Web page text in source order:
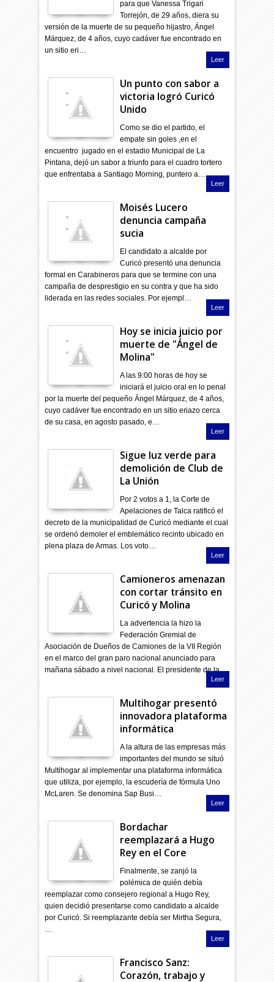
para que Vanessa Trigari
Torrejón, de 29 años, diera su
versión de la muerte de su pequeño hijastro, Ángel
Márquez, de 4 años, cuyo cadáver fue encontrado en
un sitio eri…
Leer
Un punto con sabor a
victoria logró Curicó
Unido
Como se dio el partido, el
empate sin goles ,en el
encuentro jugado en el estadio Municipal de La
Pintana, dejó un sabor a triunfo para el cuadro tortero
que enfrentaba a Santiago Morning, puntero a…
Leer
Moisés Lucero
denuncia campaña
sucia
El candidato a alcalde por
Curicó presentó una denuncia
formal en Carabineros para que se termine con una
campaña de desprestigio en su contra y que ha sido
liderada en las redes sociales. Por ejempl…
Leer
Hoy se inicia juicio por
muerte de "Ángel de
Molina"
A las 9:00 horas de hoy se
iniciará el juicio oral en lo penal
por la muerte del pequeño Ángel Márquez, de 4 años,
cuyo cadáver fue encontrado en un sitio eriazo cerca
de su casa, en agosto pasado, e…
Leer
Sigue luz verde para
demolición de Club de
La Unión
Por 2 votos a 1, la Corte de
Apelaciones de Talca ratificó el
decreto de la municipalidad de Curicó mediante el cual
se ordenó demoler el emblemático recinto ubicado en
plena plaza de Armas. Los voto…
Leer
Camioneros amenazan
con cortar tránsito en
Curicó y Molina
La advertencia la hizo la
Federación Gremial de
Asociación de Dueños de Camiones de la VII Región
en el marco del gran paro nacional anunciado para
mañana sábado a nivel nacional. El presidente de la…
Leer
Multihogar presentó
innovadora plataforma
informática
A la altura de las empresas más
importantes del mundo se situó
Multihogar al implementar una plataforma informática
que utiliza, por ejemplo, la escudería de fórmula Uno
McLaren. Se denomina Sap Busi…
Leer
Bordachar
reemplazará a Hugo
Rey en el Core
Finalmente, se zanjó la
polémica de quién debía
reemplazar como consejero regional a Hugo Rey,
quien decidió presentarse como candidato a alcalde
por Curicó. Si reemplazante debía ser Mirtha Segura,
Leer
Francisco Sanz:
Corazón, trabajo y